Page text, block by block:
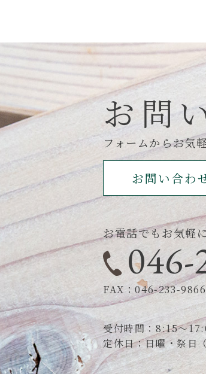
お問
フォームからお気
お問い合わ
お電話でもお気軽
FAX：046-233-9866
受付時間：8:15～
定休日：日曜・祭日